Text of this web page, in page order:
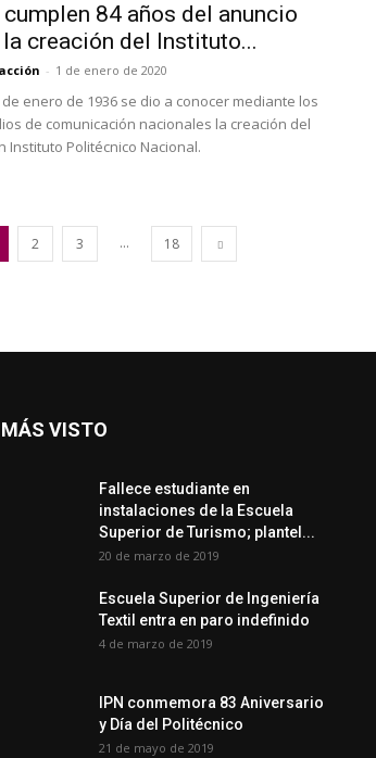
cumplen 84 años del anuncio
la creación del Instituto...
- 1 de enero de 2020
de enero de 1936 se dio a conocer mediante los
de comunicación nacionales la creación del
Instituto Politécnico Nacional.
2 3 ... 18
VISTO
Fallece estudiante en
instalaciones de la Escuela
Superior de Turismo; plantel...
20 de marzo de 2019
Escuela Superior de Ingeniería
Textil entra en paro indefinido
4 de marzo de 2019
IPN conmemora 83 Aniversario
y Día del Politécnico
21 de mayo de 2019